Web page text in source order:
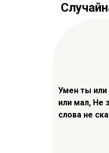
Умен ты или
или мал, Не
слова не